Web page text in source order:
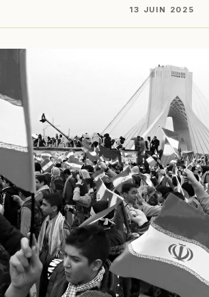
13 JUIN 2025